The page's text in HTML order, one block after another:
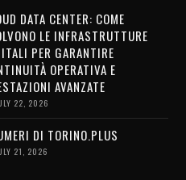
DATA CENTER: COME
LE INFRASTRUTTURE
PER GARANTIRE
OPERATIVA E
AVANZATE
22, 2026
DI TORINO.PLUS
21, 2026